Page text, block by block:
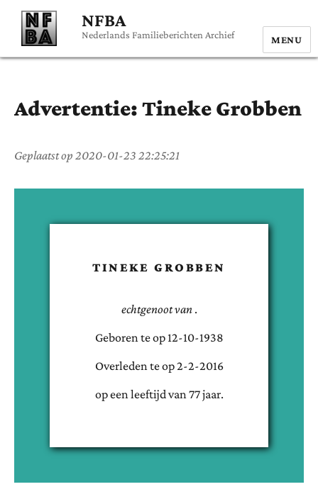
NFBA
Nederlands Familieberichten Archief MENU
Advertentie: Tineke Grobben
Geplaatst op 2020-01-23 22:25:21
TINEKE GROBBEN
echtgenoot van .
Geboren teop 12-10-1938
Overleden teop2-2-2016
op een leeftijd van 77jaar.